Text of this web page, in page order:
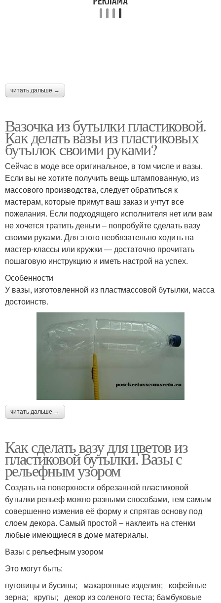
читать дальше →
Вазочка из бутылки пластиковой.
Как делать вазы из пластиковых
бутылок своими руками?
Сейчас в моде все оригинальное, в том числе и вазы.
Если вы не хотите получить вещь штампованную, из
массового производства, следует обратиться к
мастерам, которые примут ваш заказ и учтут все
пожелания. Если подходящего исполнителя нет или вам
не хочется тратить деньги – попробуйте сделать вазу
своими руками. Для этого необязательно ходить на
мастер-классы или кружки — достаточно прочитать
пошаговую инструкцию и иметь настрой на успех.
Особенности
У вазы, изготовленной из пластмассовой бутылки, масса
достоинств.
читать дальше →
Как сделать вазу для цветов из
пластиковой бутылки. Вазы с
рельефным узором
Создать на поверхности обрезанной пластиковой
бутылки рельеф можно разными способами, тем самым
совершенно изменив её форму и спрятав основу под
слоем декора. Самый простой – наклеить на стенки
любые имеющиеся в доме материалы.
Вазы с рельефным узором
Это могут быть:
пуговицы и бусины; макаронные изделия; кофейные
зерна; крупы; декор из соленого теста; бамбуковые